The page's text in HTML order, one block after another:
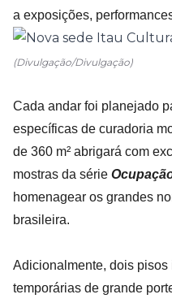
a exposições,
(Divulgação/Divulgação)
Cada andar foi planejado
específicas de curadoria
de 360 m² abrigará com
mostras da série
homenagear os grandes
brasileira.
Adicionalmente, dois
temporárias de grande